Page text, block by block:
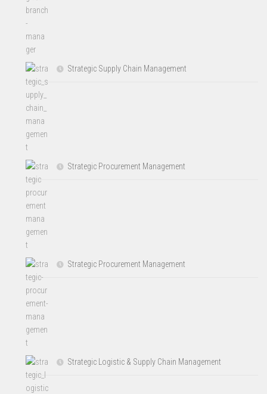
Strategic Supply Chain Management
Strategic Procurement Management
Strategic Procurement Management
Strategic Logistic & Supply Chain Management